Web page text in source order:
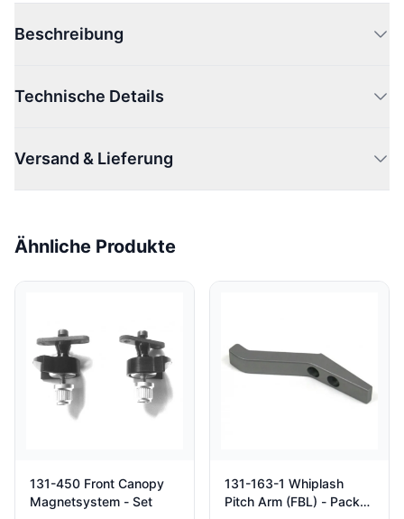
Beschreibung
Technische Details
Versand & Lieferung
Ähnliche Produkte
131-450 Front Canopy
Magnetsystem - Set
131-163-1 Whiplash
Pitch Arm (FBL) - Pack